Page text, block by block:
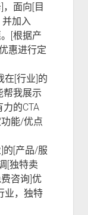
面向[目
加入
[根据产
惠进行定
在[行业]的
帮我展示
的CTA
能/优点
的[产品/服
[独特卖
咨询]优
业，独特